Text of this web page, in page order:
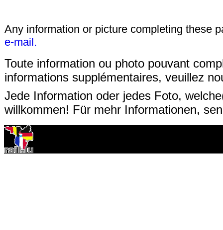
Any information or picture completing these
e-mail.
Toute information ou photo pouvant
informations supplémentaires, veuillez
Jede Information oder jedes Foto,
willkommen! Für mehr Informationen,